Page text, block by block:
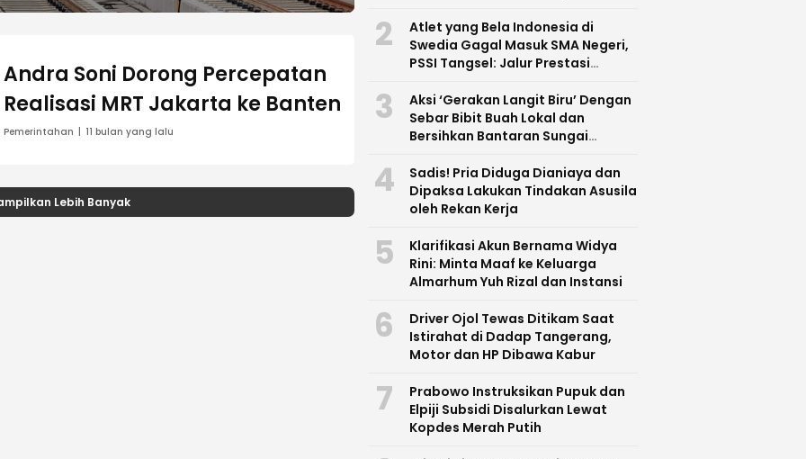
Andra Soni Dorong Percepatan
Realisasi MRT Jakarta ke Banten
Pemerintahan 11 bulan yang lalu
Lebih Banyak
2
Atlet yang Bela Indonesia di
Swedia Gagal Masuk SMA Negeri,
PSSI Tangsel: Jalur Prestasi
3
Aksi ‘Gerakan Langit Biru’ Dengan
Sebar Bibit Buah Lokal dan
Bersihkan Bantaran Sungai
4
Sadis! Pria Diduga Dianiaya dan
Dipaksa Lakukan Tindakan Asusila
oleh Rekan Kerja
5
Klarifikasi Akun Bernama Widya
Rini: Minta Maaf ke Keluarga
Almarhum Yuh Rizal dan Instansi
6
Driver Ojol Tewas Ditikam Saat
Istirahat di Dadap Tangerang,
Motor dan HP Dibawa Kabur
7
Prabowo Instruksikan Pupuk dan
Elpiji Subsidi Disalurkan Lewat
Kopdes Merah Putih